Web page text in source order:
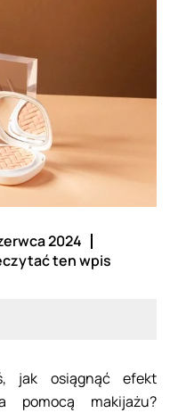
2024
ten wpis
jak osiągnąć efekt
pomocą makijażu?